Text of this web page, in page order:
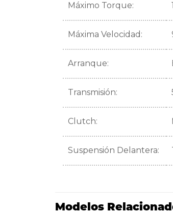
Máximo Torque:
Máxima Velocidad:
Arranque:
Transmisión:
Clutch:
Suspensión Delantera:
Modelos